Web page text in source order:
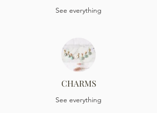
See everything
CHARMS
See everything